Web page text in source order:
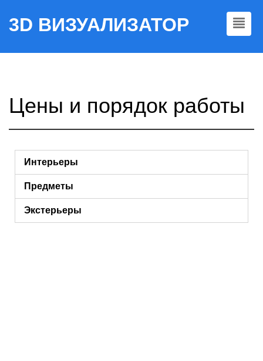
3D ВИЗУАЛИЗАТОР
Цены и порядок работы
Интерьеры
Предметы
Экстерьеры